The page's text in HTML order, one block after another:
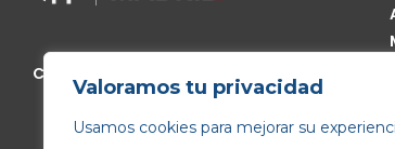
Valoramos tu privacidad
Usamos cookies para mejorar su
Calle de Génova, 13, 28004 Madrid